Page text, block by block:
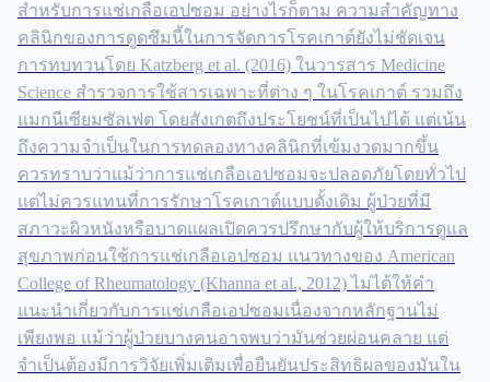
สำหรับการแช่เกลือเอปซอม อย่างไรก็ตาม ความสำคัญทาง
คลินิกของการดูดซึมนี้ในการจัดการโรคเกาต์ยังไม่ชัดเจน
การทบทวนโดย Katzberg et al. (2016) ในวารสาร Medicine
Science สำรวจการใช้สารเฉพาะที่ต่าง ๆ ในโรคเกาต์ รวมถึง
แมกนีเซียมซัลเฟต โดยสังเกตถึงประโยชน์ที่เป็นไปได้ แต่เน้น
ถึงความจำเป็นในการทดลองทางคลินิกที่เข้มงวดมากขึ้น
ควรทราบว่าแม้ว่าการแช่เกลือเอปซอมจะปลอดภัยโดยทั่วไป
แต่ไม่ควรแทนที่การรักษาโรคเกาต์แบบดั้งเดิม ผู้ป่วยที่มี
สภาวะผิวหนังหรือบาดแผลเปิดควรปรึกษากับผู้ให้บริการดูแล
สุขภาพก่อนใช้การแช่เกลือเอปซอม แนวทางของ American
College of Rheumatology (Khanna et al., 2012) ไม่ได้ให้คำ
แนะนำเกี่ยวกับการแช่เกลือเอปซอมเนื่องจากหลักฐานไม่
เพียงพอ แม้ว่าผู้ป่วยบางคนอาจพบว่ามันช่วยผ่อนคลาย แต่
จำเป็นต้องมีการวิจัยเพิ่มเติมเพื่อยืนยันประสิทธิผลของมันใน